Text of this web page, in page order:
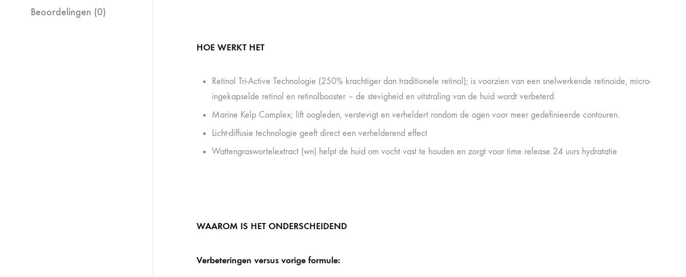
Beoordelingen (0)
HOE WERKT HET
Retinol Tri-Active Technologie (250% krachtiger dan traditionele retinol); is voorzien van een snelwerkende retinoïde, micro-
ingekapselde retinol en retinolbooster – de stevigheid en uitstraling van de huid wordt verbeterd.
Marine Kelp Complex; lift oogleden, verstevigt en verheldert rondom de ogen voor meer gedefinieerde contouren.
Licht-diffusie technologie geeft direct een verhelderend effect
Wattengraswortelextract (wn) helpt de huid om vocht vast te houden en zorgt voor time release 24 uurs hydratatie
WAAROM IS HET ONDERSCHEIDEND
Verbeteringen versus vorige formule: